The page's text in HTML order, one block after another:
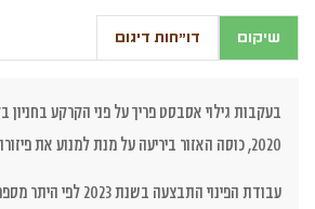
שיקום דו"חות דיגום
בעקבות גילוי אסבסט פריך על פני הקרקע בחניון
2020, כוסה האזור ביריעה על מנת למנוע את פיזורו עד לפינויו.
עבודת הפינוי התבצעה בשנת 2023 לפי היתר מספר